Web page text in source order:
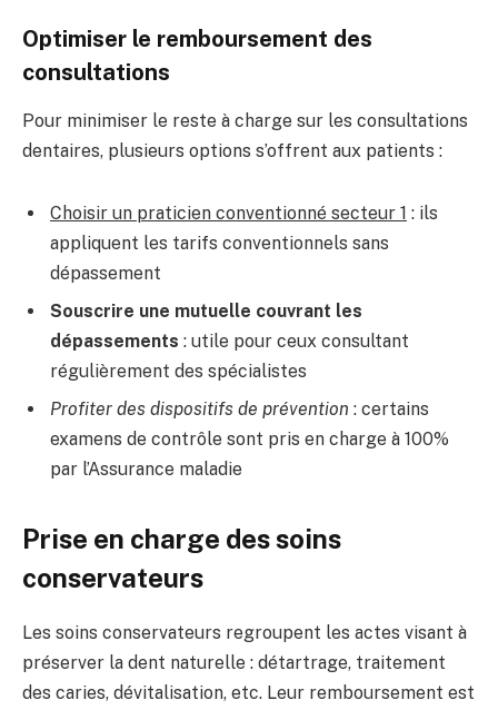
Optimiser le remboursement des
consultations
Pour minimiser le reste à charge sur les consultations
dentaires, plusieurs options s’offrent aux patients :
Choisir un praticien conventionné secteur 1 : ils
appliquent les tarifs conventionnels sans
dépassement
Souscrire une mutuelle couvrant les
dépassements : utile pour ceux consultant
régulièrement des spécialistes
Profiter des dispositifs de prévention : certains
examens de contrôle sont pris en charge à 100%
par l’Assurance maladie
Prise en charge des soins
conservateurs
Les soins conservateurs regroupent les actes visant à
préserver la dent naturelle : détartrage, traitement
des caries, dévitalisation, etc. Leur remboursement est